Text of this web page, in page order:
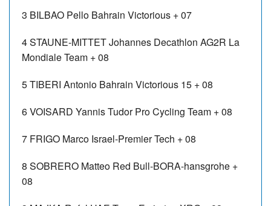
3 BILBAO Pello Bahrain Victorious + 07
4STAUNE-MITTET Johannes Decathlon AG2R La
Mondiale Team + 08
5TIBERI Antonio Bahrain Victorious 15 + 08
6VOISARD YannisTudor Pro Cycling Team + 08
7 FRIGO Marco Israel-Premier Tech + 08
8 SOBRERO Matteo Red Bull-BORA-hansgrohe +
08